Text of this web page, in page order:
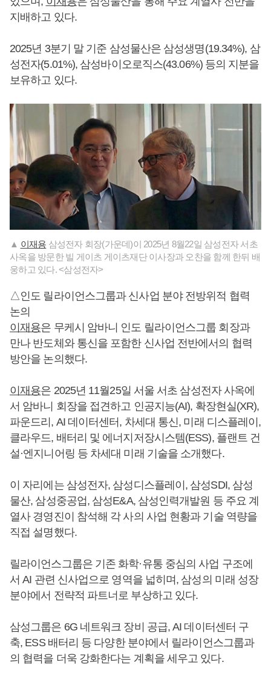
지배하고 있다.
2025년 3분기 말 기준 삼성물산은 삼성생명(19.34%), 삼
성전자(5.01%), 삼성바이오로직스(43.06%) 등의 지분을
보유하고 있다.
▲ 이재용 삼성전자 회장(가운데)이 2025년 8월22일 삼성전자 서초
사옥을 방문한 빌 게이츠 게이츠재단 이사장과 오찬을 함께 한뒤 배
웅하고 있다. <삼성전자>
△인도 릴라이언스그룹과 신사업 분야 전방위적 협력
논의
이재용은 무케시 암바니 인도 릴라이언스그룹 회장과
만나 반도체와 통신을 포함한 신사업 전반에서의 협력
방안을 논의했다.
이재용은 2025년 11월25일 서울 서초 삼성전자 사옥에
서 암바니 회장을 접견하고 인공지능(AI), 확장현실(XR),
파운드리, AI 데이터센터, 차세대 통신, 미래 디스플레이,
클라우드, 배터리 및 에너지저장시스템(ESS), 플랜트 건
설·엔지니어링 등 차세대 미래 기술을 소개했다.
이 자리에는 삼성전자, 삼성디스플레이, 삼성SDI, 삼성
물산, 삼성중공업, 삼성E&A, 삼성인력개발원 등 주요 계
열사 경영진이 참석해 각 사의 사업 현황과 기술 역량을
직접 설명했다.
릴라이언스그룹은 기존 화학·유통 중심의 사업 구조에
서 AI 관련 신사업으로 영역을 넓히며, 삼성의 미래 성장
분야에서 전략적 파트너로 부상하고 있다.
삼성그룹은 6G 네트워크 장비 공급, AI 데이터센터 구
축, ESS 배터리 등 다양한 분야에서 릴라이언스그룹과
의 협력을 더욱 강화한다는 계획을 세우고 있다.